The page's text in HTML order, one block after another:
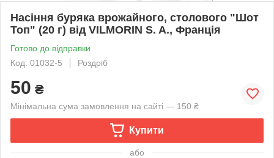
Насіння буряка врожайного, столового "Шот
Топ" (20 г) від VILMORIN S. A., Франція
Готово до відправки
Код: 01032-5
Роздріб
50 ₴
Мінімальна сума замовлення на сайті — 150 ₴
Купити
або